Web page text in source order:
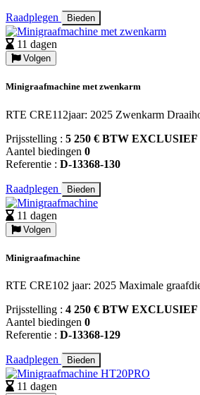
Raadplegen Bieden
11 dagen
Volgen
Minigraafmachine met zwenkarm
RTE CRE112jaar: 2025 Zwenkarm
Prijsstelling : 5 250 € BTW EXCLUSIEF
Aantel biedingen 0
Referentie : D-13368-130
Raadplegen Bieden
11 dagen
Volgen
Minigraafmachine
RTE CRE102 jaar: 2025 Maximale
Prijsstelling : 4 250 € BTW EXCLUSIEF
Aantel biedingen 0
Referentie : D-13368-129
Raadplegen Bieden
11 dagen